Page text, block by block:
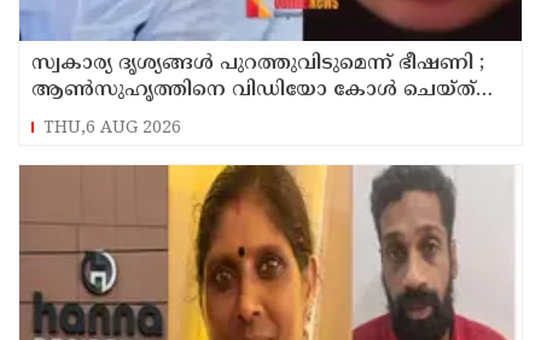
സ്വകാര്യ ദൃശ്യങ്ങള്‍ പുറത്തുവിടുമെന്ന് ഭീഷണി ;
ആണ്‍സുഹൃത്തിനെ വിഡിയോ കോള്‍ ചെയ്ത്
യുവതി ജീവനൊടുക്കി
THU,6 AUG 2026